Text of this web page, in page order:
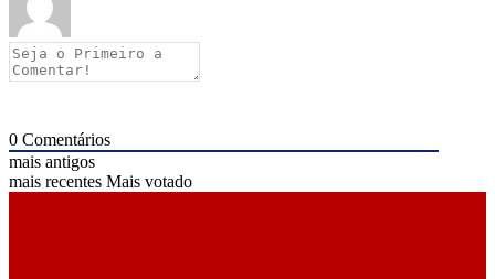
0 Comentários
mais antigos
mais recentes Mais votado